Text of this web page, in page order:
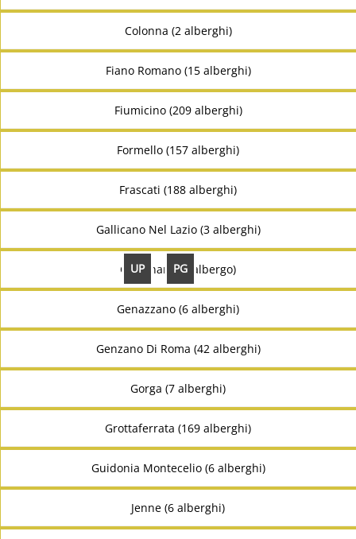
UP PG
Colonna (2 alberghi)
Fiano Romano (15 alberghi)
Fiumicino (209 alberghi)
Formello (157 alberghi)
Frascati (188 alberghi)
Gallicano Nel Lazio (3 alberghi)
Gavignano (1 albergo)
Genazzano (6 alberghi)
Genzano Di Roma (42 alberghi)
Gorga (7 alberghi)
Grottaferrata (169 alberghi)
Guidonia Montecelio (6 alberghi)
Jenne (6 alberghi)